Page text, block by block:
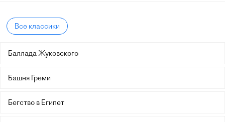
Все классики
Баллада Жуковского
Башня Греми
Бегство в Египет